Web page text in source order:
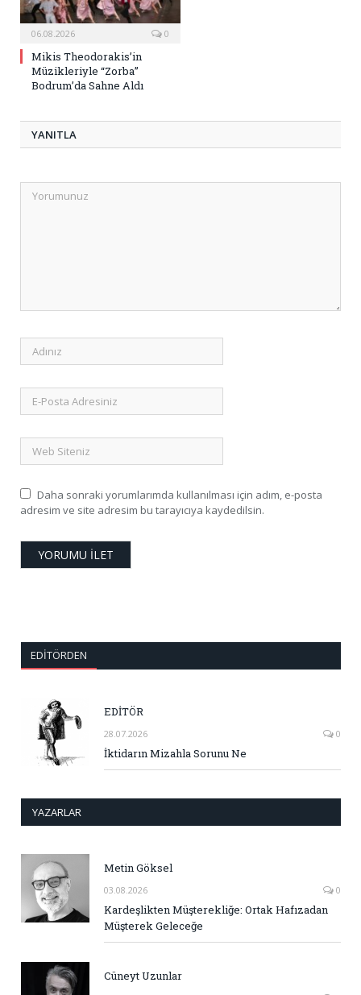
06.08.2026 0
Mikis Theodorakis’in
Müzikleriyle “Zorba”
Bodrum’da Sahne Aldı
YANITLA
Daha sonraki yorumlarımda kullanılması için adım, e-posta
adresim ve site adresim bu tarayıcıya kaydedilsin.
EDITÖRDEN
EDİTÖR
28.07.2026 0
İktidarın Mizahla Sorunu Ne
YAZARLAR
Metin Göksel
03.08.2026 0
Kardeşlikten Müşterekliğe: Ortak Hafızadan
Müşterek Geleceğe
Cüneyt Uzunlar